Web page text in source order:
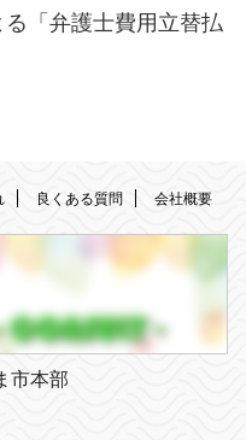
「弁護士費用立替払
良くある質問 会社概要
市本部